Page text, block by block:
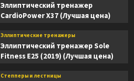
Эллиптический тренажер
CardioPower X37 (Лучшая цена)
Эллиптические тренажеры
Эллиптический тренажер Sole
Fitness E25 (2019) (Лучшая цена)
Степперы и лестницы